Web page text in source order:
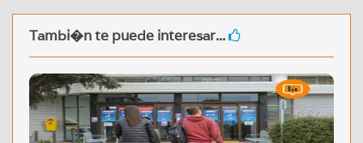
Tambi�n te puede interesar...